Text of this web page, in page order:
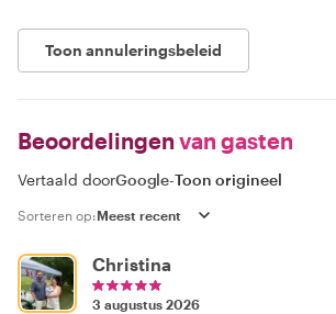
Toon annuleringsbeleid
Beoordelingen van gasten
Vertaald doorGoogle-Toon origineel
Sorteren op:
Christina
3 augustus 2026